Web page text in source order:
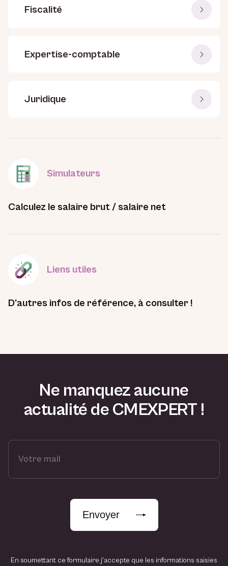
Fiscalité
Expertise-comptable
Juridique
Simulateurs
Calculez le salaire brut / salaire net
Liens utiles
D'autres infos de référence, à consulter !
Ne manquez aucune
actualité de CMEXPERT !
V
Envoyer
En soumettant ce formulaire j'accepte que les informations saisies